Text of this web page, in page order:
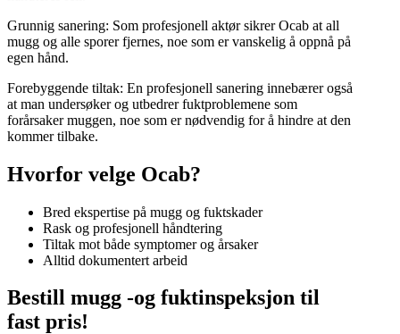
Grunnig sanering: Som profesjonell aktør sikrer Ocab at all
mugg og alle sporer fjernes, noe som er vanskelig å oppnå på
egen hånd.
Forebyggende tiltak: En profesjonell sanering innebærer også
at man undersøker og utbedrer fuktproblemene som
forårsaker muggen, noe som er nødvendig for å hindre at den
kommer tilbake.
Hvorfor velge Ocab?
Bred ekspertise på mugg og fuktskader
Rask og profesjonell håndtering
Tiltak mot både symptomer og årsaker
Alltid dokumentert arbeid
Bestill mugg -og fuktinspeksjon til
fast pris!